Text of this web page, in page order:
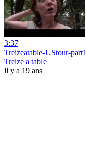
3:37
Treizeatable-UStour-part1
Treize a table
il y a 19 ans